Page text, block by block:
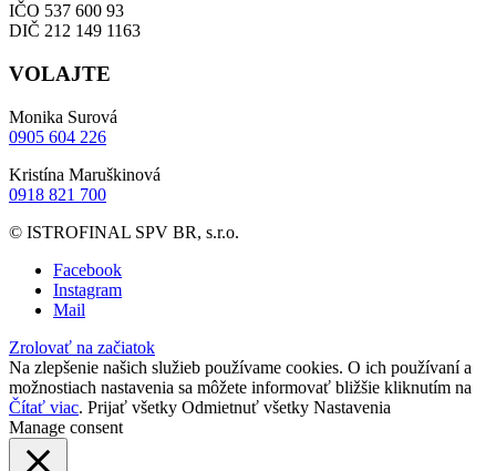
IČO 537 600 93
DIČ 212 149 1163
VOLAJTE
Monika Surová
0905 604 226
Kristína Maruškinová
0918 821 700
© ISTROFINAL SPV BR, s.r.o.
Facebook
Instagram
Mail
Zrolovať na začiatok
Na zlepšenie našich služieb používame cookies. O ich používaní a
možnostiach nastavenia sa môžete informovať bližšie kliknutím na
Čítať viac. Prijať všetky Odmietnuť všetky Nastavenia
Manage consent